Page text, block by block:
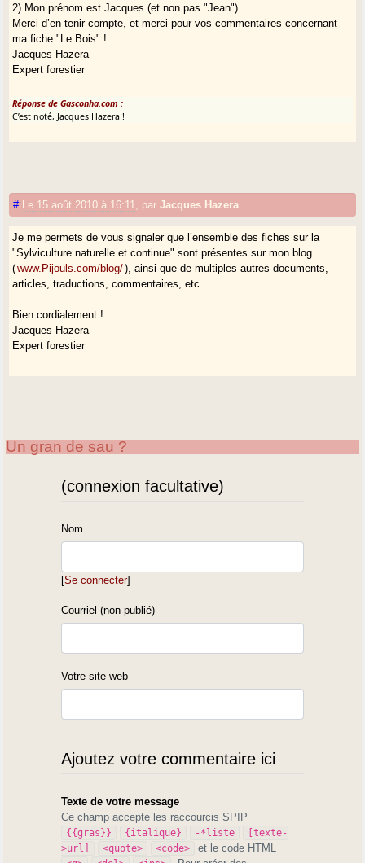
2) Mon prénom est Jacques (et non pas "Jean").
Merci d’en tenir compte, et merci pour vos commentaires concernant
ma fiche "Le Bois" !
Jacques Hazera
Expert forestier
Réponse de Gasconha.com :
C’est noté, Jacques Hazera !
# Le 15 août 2010 à 16:11 parJacques Hazera
Je me permets de vous signaler que l’ensemble des fiches sur la
"Sylviculture naturelle et continue" sont présentes sur mon blog
(www.Pijouls.com/blog/), ainsi que de multiples autres documents,
articles, traductions, commentaires, etc..
Bien cordialement !
Jacques Hazera
Expert forestier
Un gran de sau ?
(connexion facultative)
Nom
[Se connecter]
Courriel (non publié)
Votre site web
Ajoutez votre commentaire ici
Texte de votre message
Ce champ accepte les raccourcis SPIP
{{gras}} {italique} -*liste
[texte-
>url]
<quote> <code> et le code HTML